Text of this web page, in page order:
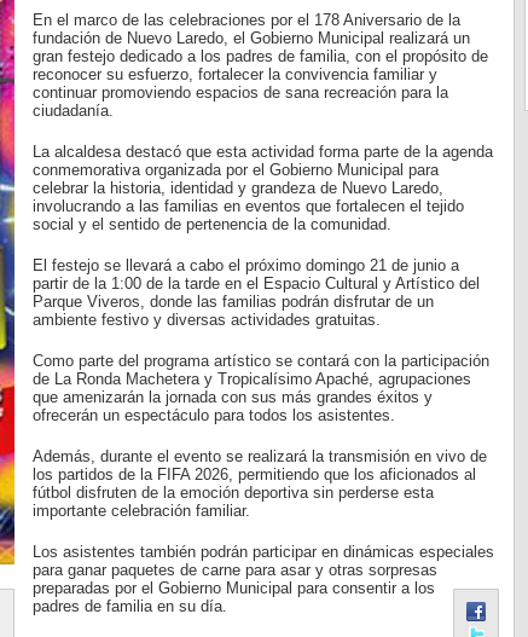
En el marco de las celebraciones por el 178 Aniversario de la
fundación de Nuevo Laredo, el Gobierno Municipal realizará un
gran festejo dedicado a los padres de familia, con el propósito de
reconocer su esfuerzo, fortalecer la convivencia familiar y
continuar promoviendo espacios de sana recreación para la
ciudadanía.
La alcaldesa destacó que esta actividad forma parte de la agenda
conmemorativa organizada por el Gobierno Municipal para
celebrar la historia, identidad y grandeza de Nuevo Laredo,
involucrando a las familias en eventos que fortalecen el tejido
social y el sentido de pertenencia de la comunidad.
El festejo se llevará a cabo el próximo domingo 21 de junio a
partir de la 1:00 de la tarde en el Espacio Cultural y Artístico del
Parque Viveros, donde las familias podrán disfrutar de un
ambiente festivo y diversas actividades gratuitas.
Como parte del programa artístico se contará con la participación
de La Ronda Machetera y Tropicalísimo Apaché, agrupaciones
que amenizarán la jornada con sus más grandes éxitos y
ofrecerán un espectáculo para todos los asistentes.
Además, durante el evento se realizará la transmisión en vivo de
los partidos de la FIFA 2026, permitiendo que los aficionados al
fútbol disfruten de la emoción deportiva sin perderse esta
importante celebración familiar.
Los asistentes también podrán participar en dinámicas especiales
para ganar paquetes de carne para asar y otras sorpresas
preparadas por el Gobierno Municipal para consentir a los
padres de familia en su día.